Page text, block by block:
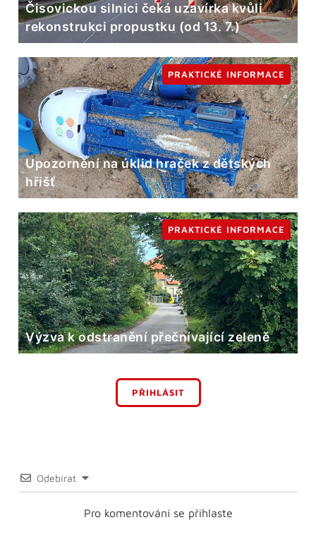
Čisovickou silnici čeká uzavírka kvůli
rekonstrukci propustku (od 13. 7.)
Upozornění na úklid hraček z dětských
hřišť
PRAKTICKÉ INFORMACE
Výzva k odstranění přečnívající zeleně
PRAKTICKÉ INFORMACE
PŘIHLÁSIT
Odebírat
Pro komentování se přihlaste